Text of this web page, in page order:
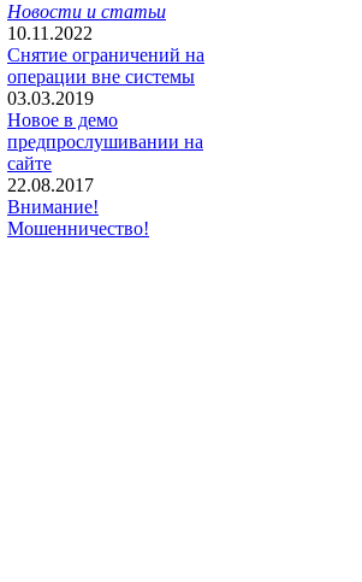
Новости и статьи
10.11.2022
Снятие ограничений на
операции вне системы
03.03.2019
Новое в демо
предпрослушивании на
сайте
22.08.2017
Внимание!
Мошенничество!